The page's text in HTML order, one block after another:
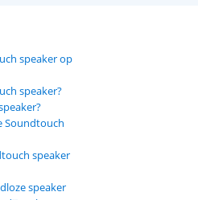
speaker op
speaker?
Soundtouch
speaker
speaker